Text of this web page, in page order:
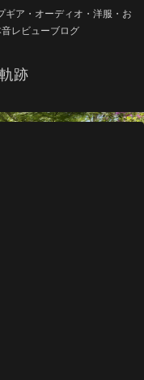
ギア・オーディオ・洋服・お
レビューブログ
跡